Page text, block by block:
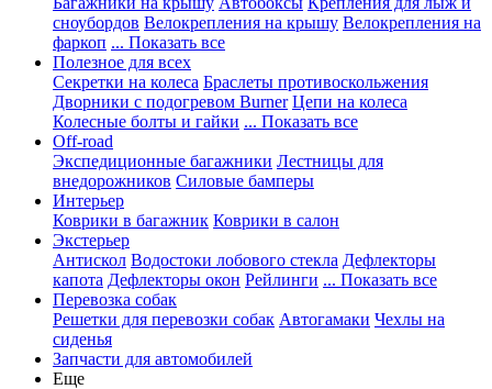
сноубордов Велокрепления на крышу Велокрепления на
фаркоп ... Показать все
Полезное для всех
Секретки на колеса Браслеты противоскольжения
Дворники с подогревом Burner Цепи на колеса
Колесные болты и гайки ... Показать все
Off-road
Экспедиционные багажники Лестницы для
внедорожников Силовые бамперы
Интерьер
Коврики в багажник Коврики в салон
Экстерьер
Антискол Водостоки лобового стекла Дефлекторы
капота Дефлекторы окон Рейлинги ... Показать все
Перевозка собак
Решетки для перевозки собак Автогамаки Чехлы на
сиденья
Запчасти для автомобилей
Еще